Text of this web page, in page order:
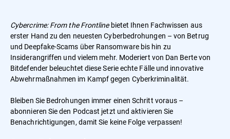
Cybercrime: From the Frontlinebietet Ihnen Fachwissen aus
erster Hand zu den neuesten Cyberbedrohungen – von Betrug
und Deepfake-Scams über Ransomware bis hin zu
Insiderangriffen und vielem mehr. Moderiert von Dan Berte von
Bitdefender beleuchtet diese Serie echte Fälle und innovative
Abwehrmaßnahmen im Kampf gegen Cyberkriminalität.
Bleiben Sie Bedrohungen immer einen Schritt voraus –
abonnieren Sie den Podcast jetzt und aktivieren Sie
Benachrichtigungen, damit Sie keine Folge verpassen!